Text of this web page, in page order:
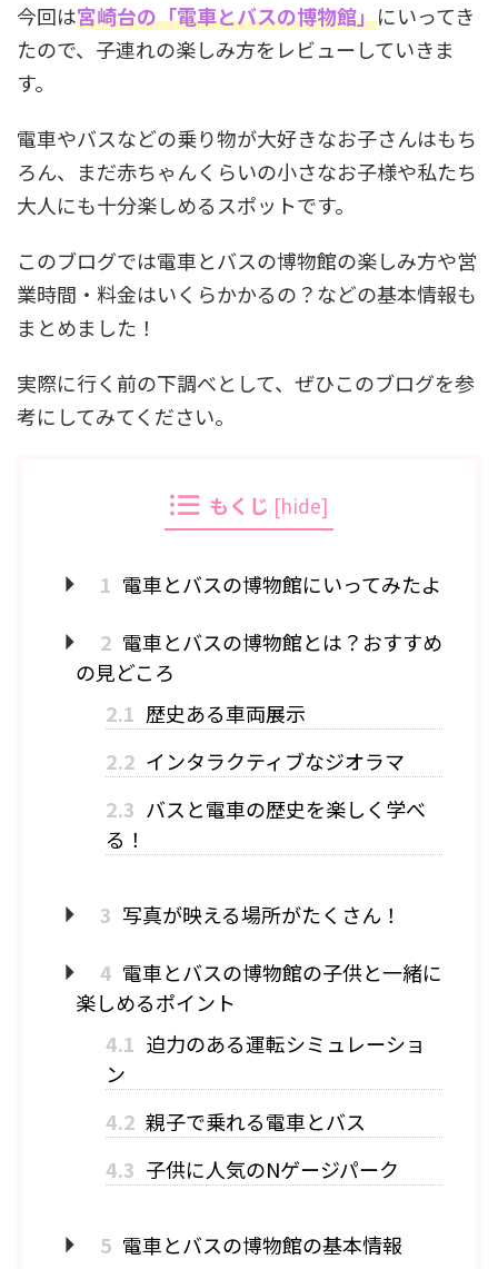
今回は宮崎台の「電車とバスの博物館」にいってき
たので、子連れの楽しみ方をレビューしていきま
す。
電車やバスなどの乗り物が大好きなお子さんはもち
ろん、まだ赤ちゃんくらいの小さなお子様や私たち
大人にも十分楽しめるスポットです。
このブログでは電車とバスの博物館の楽しみ方や営
業時間・料金はいくらかかるの？などの基本情報も
まとめました！
実際に行く前の下調べとして、ぜひこのブログを参
考にしてみてください。
もくじ [hide]
1 電車とバスの博物館にいってみたよ
2 電車とバスの博物館とは？おすすめ
の見どころ
2.1 歴史ある車両展示
2.2 インタラクティブなジオラマ
2.3 バスと電車の歴史を楽しく学べ
る！
3 写真が映える場所がたくさん！
4 電車とバスの博物館の子供と一緒に
楽しめるポイント
4.1 迫力のある運転シミュレーショ
ン
4.2 親子で乗れる電車とバス
4.3 子供に人気のNゲージパーク
5 電車とバスの博物館の基本情報